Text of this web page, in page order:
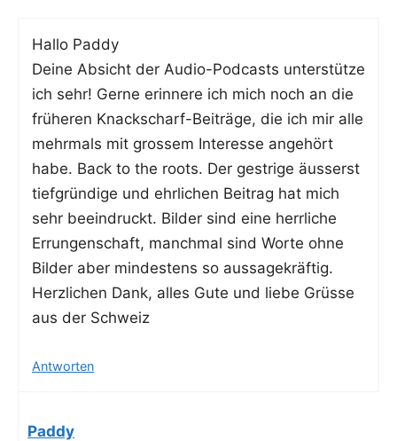
Hal­lo Paddy
Dei­ne Absicht der Audio-Pod­casts unter­stüt­ze
ich sehr! Ger­ne erin­ne­re ich mich noch an die
frü­he­ren Knack­scharf-Bei­trä­ge, die ich mir alle
mehr­mals mit gros­sem Inter­es­se ange­hört
habe. Back to the roots. Der gest­ri­ge äus­serst
tief­grün­di­ge und ehr­li­chen Bei­trag hat mich
sehr beein­druckt. Bil­der sind eine herr­li­che
Errun­gen­schaft, manch­mal sind Wor­te ohne
Bil­der aber min­des­tens so aus­sa­ge­kräf­tig.
Herz­li­chen Dank, alles Gute und lie­be Grüs­se
aus der Schweiz
Antworten
Paddy